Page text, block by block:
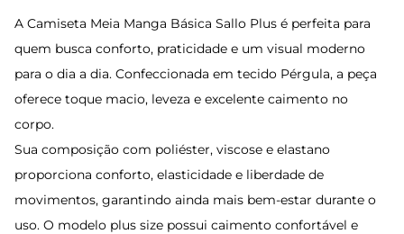
A Camiseta Meia Manga Básica Sallo Plus é perfeita para
quem busca conforto, praticidade e um visual moderno
para o dia a dia. Confeccionada em tecido Pérgula, a peça
oferece toque macio, leveza e excelente caimento no
corpo.
Sua composição com poliéster, viscose e elastano
proporciona conforto, elasticidade e liberdade de
movimentos, garantindo ainda mais bem-estar durante o
uso. O modelo plus size possui caimento confortável e